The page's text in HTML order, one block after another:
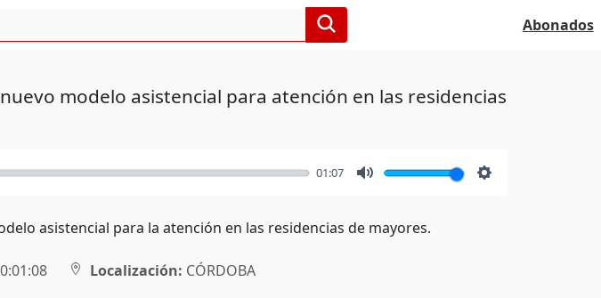
Abonados
modelo asistencial para atención en las residencias
01:07
asistencial para la atención en las residencias de mayores.
Localización: CÓRDOBA